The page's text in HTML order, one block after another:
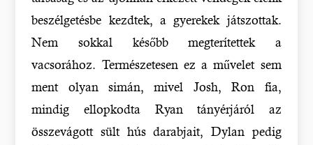
beszélgetésbe kezdtek, a gyerekek játszottak.
Nem sokkal később megterítettek a
vacsorához. Természetesen ez a művelet sem
ment olyan simán, mivel Josh, Ron fia,
mindig ellopkodta Ryan tányérjáról az
összevágott sült hús darabjait, Dylan pedig